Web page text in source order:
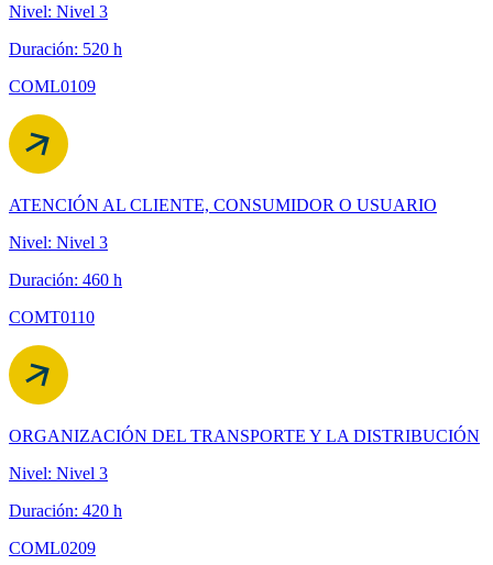
Nivel: Nivel 3
Duración: 520 h
COML0109
ATENCIÓN AL CLIENTE, CONSUMIDOR O USUARIO
Nivel: Nivel 3
Duración: 460 h
COMT0110
ORGANIZACIÓN DEL TRANSPORTE Y LA DISTRIBUCIÓN
Nivel: Nivel 3
Duración: 420 h
COML0209